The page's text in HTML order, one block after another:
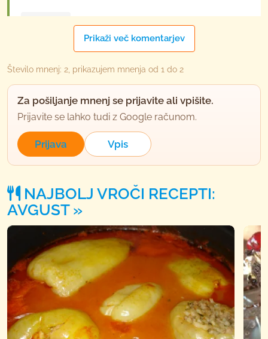
Prikaži več komentarjev
Število mnenj: 2, prikazujem mnenja od 1 do 2
Za pošiljanje mnenj se prijavite ali vpišite.
Prijavite se lahko tudi z Google računom.
Prijava Vpis
NAJBOLJ VROČI RECEPTI:
AVGUST